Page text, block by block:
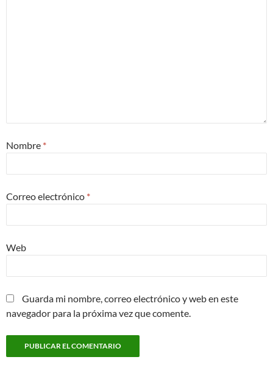
Nombre *
Correo electrónico *
Web
Guarda mi nombre, correo electrónico y web en este
navegador para la próxima vez que comente.